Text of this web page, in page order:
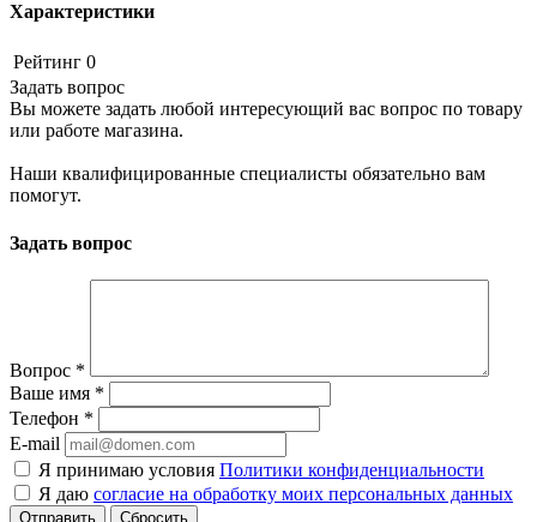
Характеристики
Рейтинг 0
Задать вопрос
Вы можете задать любой интересующий вас вопрос по товару
или работе магазина.
Наши квалифицированные специалисты обязательно вам
помогут.
Задать вопрос
Вопрос *
Ваше имя *
Телефон *
E-mail
Я принимаю условия Политики конфиденциальности
Я даю согласие на обработку моих персональных данных
Сбросить